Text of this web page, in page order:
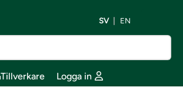
SV EN
Tillverkare Logga in